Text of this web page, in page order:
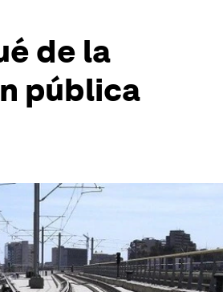
de la
pública